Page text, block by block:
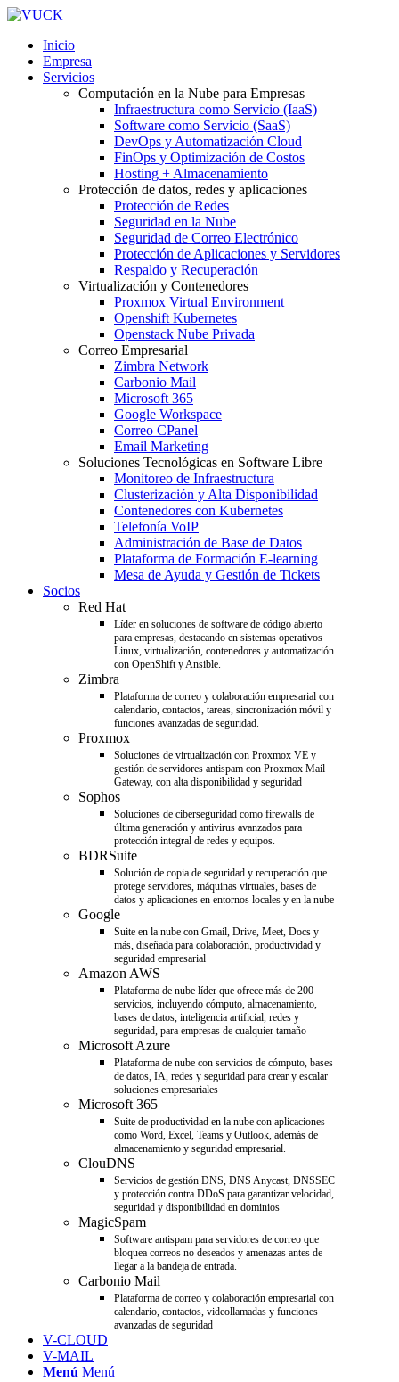
Inicio
Empresa
Servicios
Computación en la Nube para Empresas
Infraestructura como Servicio (IaaS)
Software como Servicio (SaaS)
DevOps y Automatización Cloud
FinOps y Optimización de Costos
Hosting + Almacenamiento
Protección de datos, redes y aplicaciones
Protección de Redes
Seguridad en la Nube
Seguridad de Correo Electrónico
Protección de Aplicaciones y Servidores
Respaldo y Recuperación
Virtualización y Contenedores
Proxmox Virtual Environment
Openshift Kubernetes
Openstack Nube Privada
Correo Empresarial
Zimbra Network
Carbonio Mail
Microsoft 365
Google Workspace
Correo CPanel
Email Marketing
Soluciones Tecnológicas en Software Libre
Monitoreo de Infraestructura
Clusterización y Alta Disponibilidad
Contenedores con Kubernetes
Telefonía VoIP
Administración de Base de Datos
Plataforma de Formación E-learning
Mesa de Ayuda y Gestión de Tickets
Socios
Red Hat
Líder en soluciones de software de código abierto
para empresas, destacando en sistemas operativos
Linux, virtualización, contenedores y automatización
con OpenShift y Ansible.
Zimbra
Plataforma de correo y colaboración empresarial con
calendario, contactos, tareas, sincronización móvil y
funciones avanzadas de seguridad.
Proxmox
Soluciones de virtualización con Proxmox VE y
gestión de servidores antispam con Proxmox Mail
Gateway, con alta disponibilidad y seguridad
Sophos
Soluciones de ciberseguridad como firewalls de
última generación y antivirus avanzados para
protección integral de redes y equipos.
BDRSuite
Solución de copia de seguridad y recuperación que
protege servidores, máquinas virtuales, bases de
datos y aplicaciones en entornos locales y en la nube
Google
Suite en la nube con Gmail, Drive, Meet, Docs y
más, diseñada para colaboración, productividad y
seguridad empresarial
Amazon AWS
Plataforma de nube líder que ofrece más de 200
servicios, incluyendo cómputo, almacenamiento,
bases de datos, inteligencia artificial, redes y
seguridad, para empresas de cualquier tamaño
Microsoft Azure
Plataforma de nube con servicios de cómputo, bases
de datos, IA, redes y seguridad para crear y escalar
soluciones empresariales
Microsoft 365
Suite de productividad en la nube con aplicaciones
como Word, Excel, Teams y Outlook, además de
almacenamiento y seguridad empresarial.
ClouDNS
Servicios de gestión DNS, DNS Anycast, DNSSEC
y protección contra DDoS para garantizar velocidad,
seguridad y disponibilidad en dominios
MagicSpam
Software antispam para servidores de correo que
bloquea correos no deseados y amenazas antes de
llegar a la bandeja de entrada.
Carbonio Mail
Plataforma de correo y colaboración empresarial con
calendario, contactos, videollamadas y funciones
avanzadas de seguridad
V-CLOUD
V-MAIL
Menú Menú